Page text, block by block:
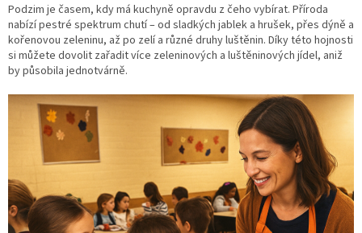
Podzim je časem, kdy má kuchyně opravdu z čeho vybírat. Příroda
nabízí pestré spektrum chutí – od sladkých jablek a hrušek, přes dýně a
kořenovou zeleninu, až po zelí a různé druhy luštěnin. Díky této hojnosti
si můžete dovolit zařadit více zeleninových a luštěninových jídel, aniž
by působila jednotvárně.